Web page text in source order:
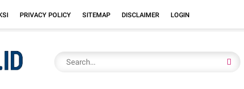
PRIVACY POLICY SITEMAP DISCLAIMER LOGIN